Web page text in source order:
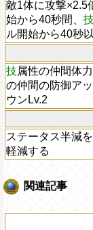
敵1体に攻撃×2.5
始から40秒間、
ル開始から40秒
技属性の仲間体
の仲間の防御ア
ウンLv.2
ステータス半減を
軽減する
関連記事